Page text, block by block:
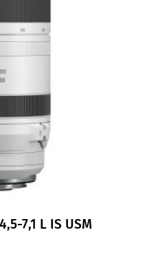
7,1 L IS USM